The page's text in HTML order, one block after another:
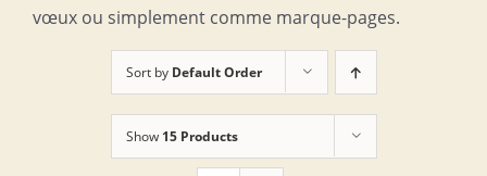
vœux ou simplement comme marque-pages.
Sort by Default Order
Show 15 Products